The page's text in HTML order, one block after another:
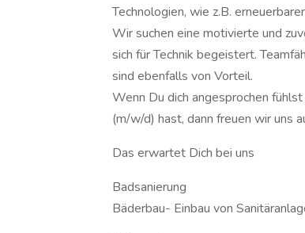
Technologien, wie z.B.
Wir suchen eine motivierte und
sich für Technik begeistert.
sind ebenfalls von Vorteil.
Wenn Du dich angesprochen
(m/w/d) hast, dann freuen wir uns
Das erwartet Dich bei uns
Badsanierung
Bäderbau- Einbau von